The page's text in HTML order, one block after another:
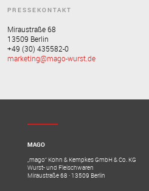
PRESSEKONTAKT
Miraustraße 68
13509 Berlin
+49 (30) 435582-0
marketing@mago-wurst.de
MAGO
„mago“ Kohn & Kempkes GmbH & Co. KG
Wurst- und Fleischwaren
Miraustraße 68 · 13509 Berlin